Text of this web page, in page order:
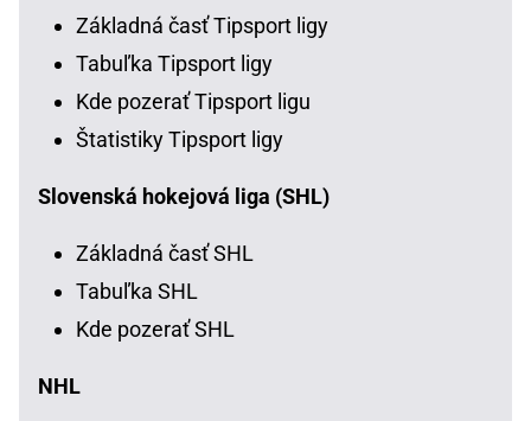
Základná časť Tipsport ligy
Tabuľka Tipsport ligy
Kde pozerať Tipsport ligu
Štatistiky Tipsport ligy
Slovenská hokejová liga (SHL)
Základná časť SHL
Tabuľka SHL
Kde pozerať SHL
NHL